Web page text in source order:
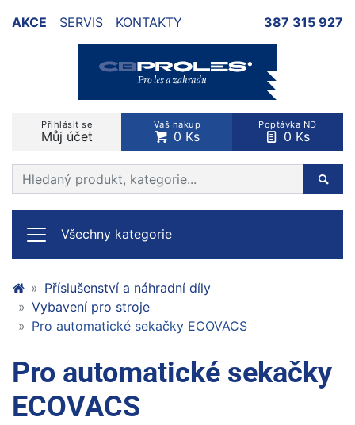
AKCE SERVIS KONTAKTY 387 315 927
Přihlásit se
Můj účet
Váš nákup
0 Ks
Poptávka ND
0 Ks
Prohledat web
Všechny kategorie
Příslušenství a náhradní díly
Vybavení pro stroje
Pro automatické sekačky ECOVACS
Pro automatické sekačky
ECOVACS